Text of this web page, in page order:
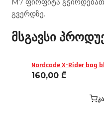
გვერდზე.
მსგავსი
Nordcode X-Rider bag
160,00 ₾